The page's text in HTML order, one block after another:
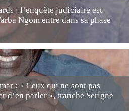
: l’enquête judiciaire est
Ngom entre dans sa phase
: « Ceux qui ne sont pas
d’en parler », tranche Serigne